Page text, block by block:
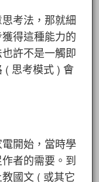
考法，那就細
得這種能力的
許不是一觸即
( 思考模式 ) 會
開始，當時學
者的需要。到
國文 ( 或其它